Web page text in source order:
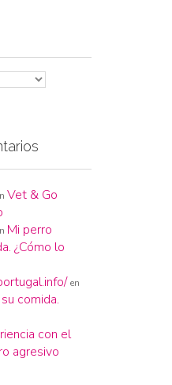
Vet & Go
Mi perro
¿Cómo lo
en
comida.
con el
agresivo